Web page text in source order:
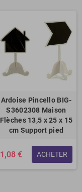
Ardoise Pincello BIG-
S3602308 Maison
Flèches 13,5 x 25 x 15
cm Support pied
1,08 € ACHETER